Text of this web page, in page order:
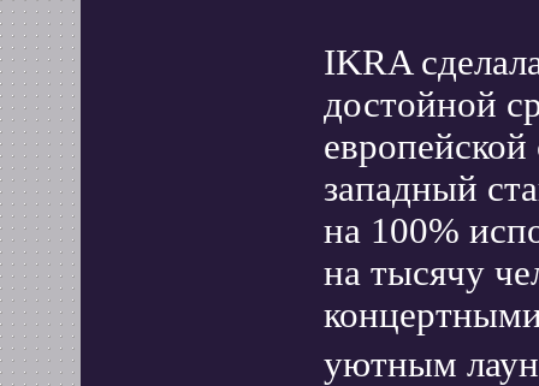
IKRA
достойной
западный
на 100%
на тысячу
уютным